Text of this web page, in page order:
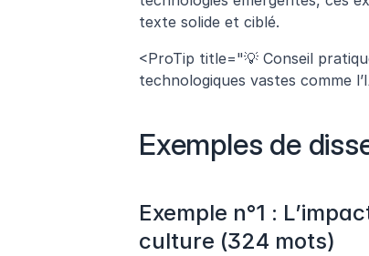
texte solide et ciblé.
<ProTip title="💡 Conseil
technologiques vastes comme
Exemples de
Exemple n°1 :
culture (324 mots)